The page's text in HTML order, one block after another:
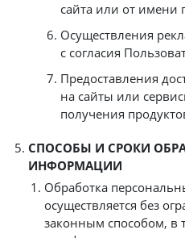
сайта или от имени
Осуществления
с согласия
Предоставления
на сайты или
получения
СПОСОБЫ И СРОКИ
ИНФОРМАЦИИ
Обработка
осуществляется без
законным способом, в